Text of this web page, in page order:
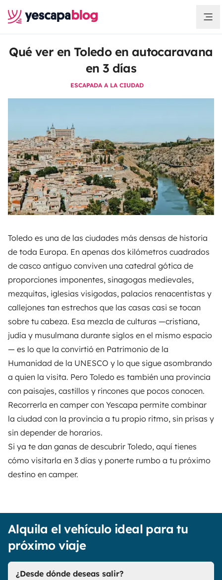
Qué ver en Toledo en autocaravana
en 3 días
ESCAPADA A LA CIUDAD
Toledo es una de las ciudades más densas de historia
de toda Europa. En apenas dos kilómetros cuadrados
de casco antiguo conviven una catedral gótica de
proporciones imponentes, sinagogas medievales,
mezquitas, iglesias visigodas, palacios renacentistas y
callejones tan estrechos que las casas casi se tocan
sobre tu cabeza. Esa mezcla de culturas —cristiana,
judía y musulmana durante siglos en el mismo espacio
— es lo que la convirtió en Patrimonio de la
Humanidad de la UNESCO y lo que sigue asombrando
a quien la visita. Pero Toledo es también una provincia
con paisajes, castillos y rincones que pocos conocen.
Recorrerla en camper con Yescapa permite combinar
la ciudad con la provincia a tu propio ritmo, sin prisas y
sin depender de horarios.
Si ya te dan ganas de descubrir Toledo, aquí tienes
cómo visitarla en 3 días y ponerte rumbo a tu próximo
destino en camper.
Alquila el vehículo ideal para tu
próximo viaje
¿Desde dónde deseas salir?